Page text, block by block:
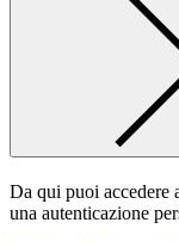
Da qui puoi accedere
una autenticazione